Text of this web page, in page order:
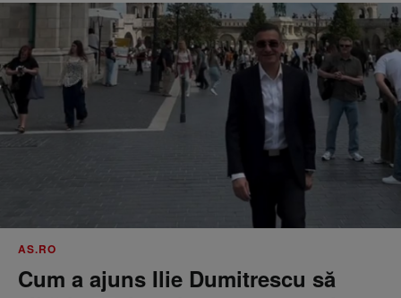
AS.RO
Cum a ajuns Ilie Dumitrescu să